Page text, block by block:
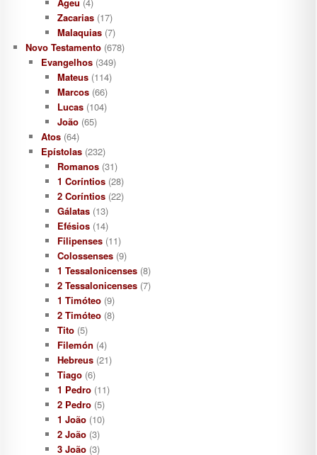
Zacarias(17)
Malaquias(7)
Novo Testamento(678)
Evangelhos (349)
Mateus(114)
Marcos(66)
Lucas(104)
João(65)
Atos (64)
Epístolas (232)
Romanos(31)
1 Coríntios(28)
2 Coríntios(22)
Gálatas(13)
Efésios(14)
Filipenses(11)
Colossenses(9)
1 Tessalonicenses(8)
2 Tessalonicenses(7)
1 Timóteo(9)
2 Timóteo(8)
Tito(5)
Filemón (4)
Hebreus(21)
Tiago(6)
1 Pedro(11)
2 Pedro(5)
1 João(10)
2 João(3)
3 João(3)